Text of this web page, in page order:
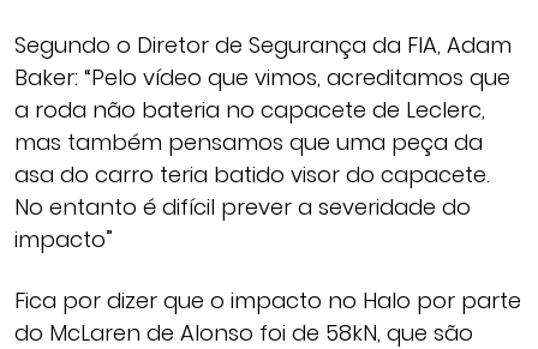
Segundo o Diretor de Segurança da FIA, Adam
Baker: “Pelo vídeo que vimos, acreditamos que
a roda não bateria no capacete de Leclerc,
mas também pensamos que uma peça da
asa do carro teria batido visor do capacete.
No entanto é difícil prever a severidade do
impacto”
Fica por dizer que o impacto no Halo por parte
do McLaren de Alonso foi de 58kN, que são